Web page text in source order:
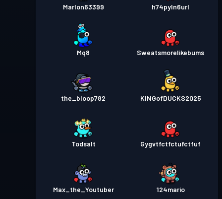
Marlon63399 h74pyln6url
Mq8 Sweatsmorelikebums
the_bloop782 KINGofDUCKS2025
Todsalt Gygvtfctfctufctfuf
Max_the_Youtuber 124mario